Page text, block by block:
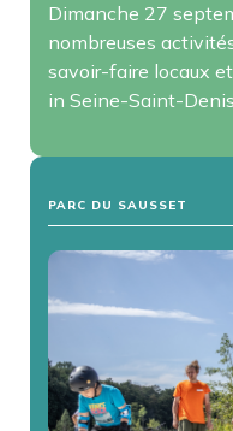
Dimanche 27
nombreuses
savoir-faire locaux
in Seine-Saint-
PARC DU SAUSSET